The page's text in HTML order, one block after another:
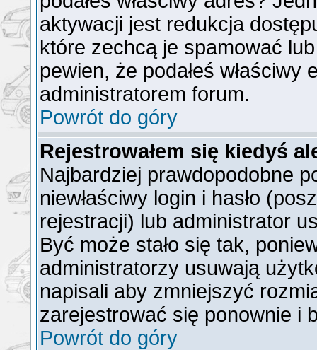
aktywacji jest redukcja
które zechcą je spamować
pewien, że podałeś
administratorem forum.
Powrót do góry
Rejestrowałem się kiedyś
Najbardziej prawdopodobne
niewłaściwy login i hasło
rejestracji) lub administrator
Być może stało się tak,
administratorzy usuwają
napisali aby zmniejszyć
zarejestrować się ponownie i
Powrót do góry